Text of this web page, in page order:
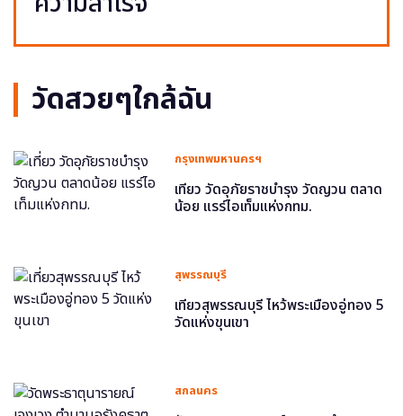
วัดสวยๆใกล้ฉัน
กรุงเทพมหานครฯ
เที่ยว วัดอุภัยราชบำรุง วัดญวน ตลาด
น้อย แรร์ไอเท็มแห่งกทม.
สุพรรณบุรี
เที่ยวสุพรรณบุรี ไหว้พระเมืองอู่ทอง 5
วัดแห่งขุนเขา
สกลนคร